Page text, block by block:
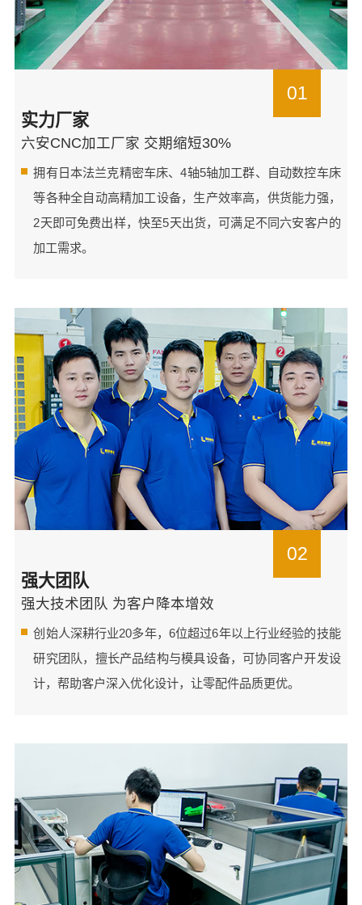
01
实力厂家
六安CNC加工厂家 交期缩短30%
拥有日本法兰克精密车床、4轴5轴加工群、自动数控车床
等各种全自动高精加工设备，生产效率高，供货能力强，
2天即可免费出样，快至5天出货，可满足不同六安客户的
加工需求。
02
强大团队
强大技术团队 为客户降本增效
创始人深耕行业20多年，6位超过6年以上行业经验的技能
研究团队，擅长产品结构与模具设备，可协同客户开发设
计，帮助客户深入优化设计，让零配件品质更优。